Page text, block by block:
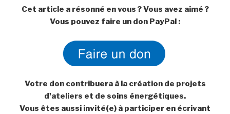
Cet article a résonné en vous ? Vous avez aimé ?
Vous pouvez faire un don PayPal :
Votre don contribuera à la création de projets
d'ateliers et de soins énergétiques.
Vous êtes aussi invité(e) à participer en écrivant